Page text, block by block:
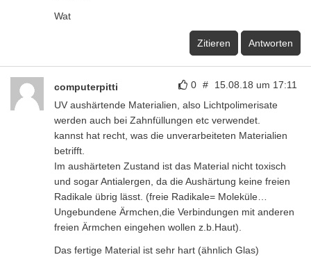
Wat
Zitieren Antworten
0 # 15.08.18 um 17:11
computerpitti
UV aushärtende Materialien, also Lichtpolimerisate
werden auch bei Zahnfüllungen etc verwendet.
kannst hat recht, was die unverarbeiteten Materialien
betrifft.
Im aushärteten Zustand ist das Material nicht toxisch
und sogar Antialergen, da die Aushärtung keine freien
Radikale übrig lässt. (freie Radikale= Moleküle…
Ungebundene Ärmchen,die Verbindungen mit anderen
freien Ärmchen eingehen wollen z.b.Haut).
Das fertige Material ist sehr hart (ähnlich Glas)